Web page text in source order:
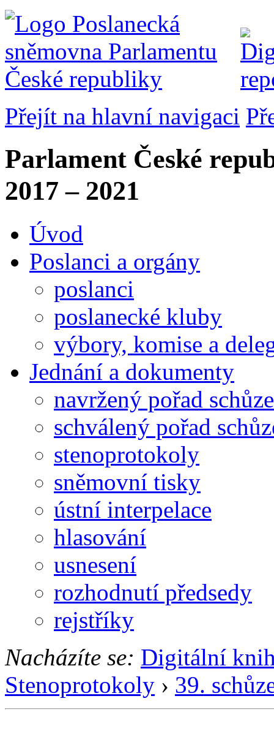
Přejít na hlavní navigaci
Parlament České
2017 – 2021
Úvod
Poslanci a orgány
poslanci
poslanecké kluby
výbory, komise a
Jednání a dokumenty
navržený pořad schůze
schválený pořad
stenoprotokoly
sněmovní tisky
ústní interpelace
hlasování
usnesení
rozhodnutí předsedy
rejstříky
Nacházíte se: Digitální
Stenoprotokoly › 39.